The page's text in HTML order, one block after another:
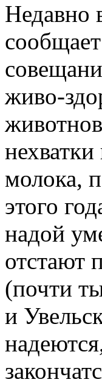
Недавно
живо-
молока,
этого
надой
отстают
(почти
и